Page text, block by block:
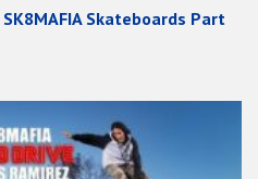
Skateboards Part